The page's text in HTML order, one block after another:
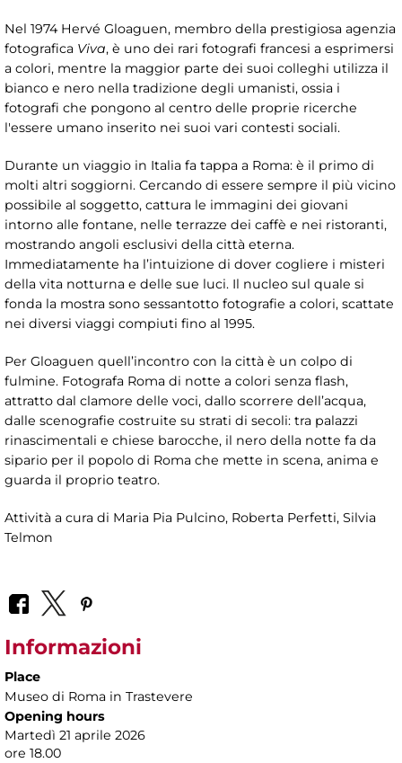
Nel 1974 Hervé Gloaguen, membro della prestigiosa agenzia
fotografica Viva, è uno dei rari fotografi francesi a esprimersi
a colori, mentre la maggior parte dei suoi colleghi utilizza il
bianco e nero nella tradizione degli umanisti, ossia i
fotografi che pongono al centro delle proprie ricerche
l'essere umano inserito nei suoi vari contesti sociali.
Durante un viaggio in Italia fa tappa a Roma: è il primo di
molti altri soggiorni. Cercando di essere sempre il più vicino
possibile al soggetto, cattura le immagini dei giovani
intorno alle fontane, nelle terrazze dei caffè e nei ristoranti,
mostrando angoli esclusivi della città eterna.
Immediatamente ha l’intuizione di dover cogliere i misteri
della vita notturna e delle sue luci. Il nucleo sul quale si
fonda la mostra sono sessantotto fotografie a colori, scattate
nei diversi viaggi compiuti fino al 1995.
Per Gloaguen quell’incontro con la città è un colpo di
fulmine. Fotografa Roma di notte a colori senza flash,
attratto dal clamore delle voci, dallo scorrere dell’acqua,
dalle scenografie costruite su strati di secoli: tra palazzi
rinascimentali e chiese barocche, il nero della notte fa da
sipario per il popolo di Roma che mette in scena, anima e
guarda il proprio teatro.
Attività a cura di Maria Pia Pulcino, Roberta Perfetti, Silvia
Telmon
Informazioni
Place
Museo di Roma in Trastevere
Opening hours
Martedì 21 aprile 2026
ore 18.00